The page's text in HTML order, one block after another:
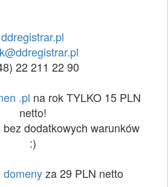
ddregistrar.pl
22 211 22 90
.pl na rok TYLKO 15 PLN
netto!
dodatkowych warunków
:)
domenyza 29 PLN netto